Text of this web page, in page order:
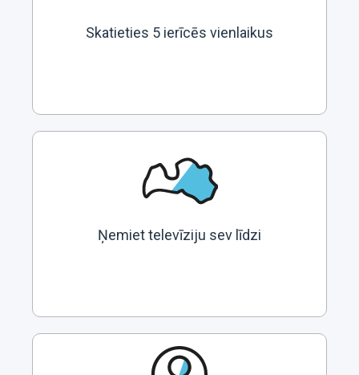
Skatieties 5 ierīcēs vienlaikus
Ņemiet televīziju sev līdzi